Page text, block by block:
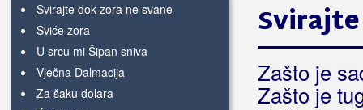
Svirajte dok zora ne svane
Sviće zora
U srcu mi Šipan sniva
Vječna Dalmacija
Za šaku dolara
Zašto je
Zašto je